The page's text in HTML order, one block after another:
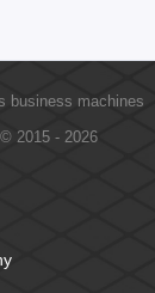
business machines
2015 - 2026